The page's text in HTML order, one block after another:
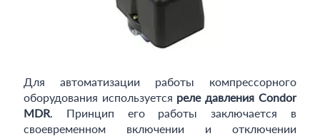
Для автоматизации работы компрессорного
оборудования используется реле давления Condor
MDR. Принцип его работы заключается в
своевременном включении и отключении